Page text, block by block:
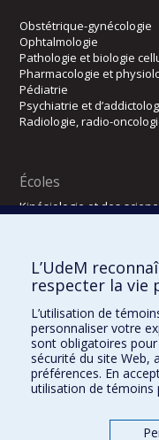
Obstétrique-gynécologie
Ophtalmologie
Pathologie et biologie
Pharmacologie et
Pédiatrie
Psychiatrie et
Radiologie, radio-
Écoles
Kinésiologie et des
Directions
DPC
CPASS
Éthique clinique
L’UdeM
respecter la vie
L’utilisation de
personnaliser votre
sont obligatoires
sécurité du site Web,
préférences. En
utilisation de témoins